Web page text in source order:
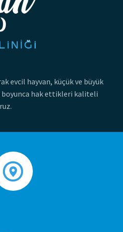
evcil hayvan, küçük ve büyük
boyunca hak ettikleri kaliteli